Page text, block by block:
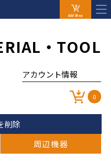
Add Shop
・TOOL
アカウント情報
0
削除
周辺機器